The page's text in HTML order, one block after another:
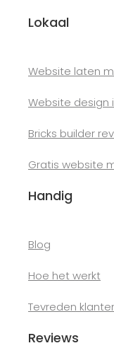
Lokaal
Website laten
Website design
Bricks builder
Gratis website
Handig
Blog
Hoe het werkt
Tevreden
Reviews